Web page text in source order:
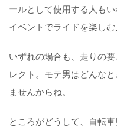
ールとして使用する人も
イベントでライドを楽しむ
いずれの場合も、走りの
レクト。モテ男はどんな
ませんからね。
ところがどうして、自転